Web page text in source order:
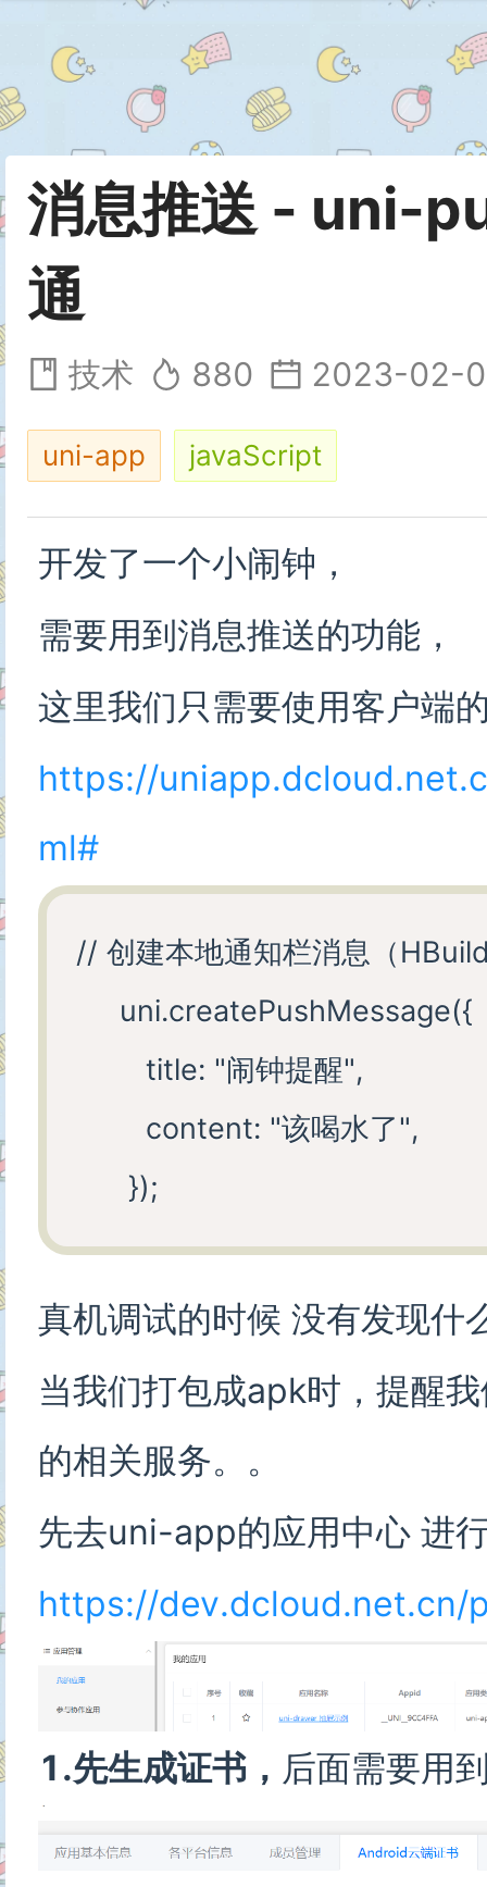
消息推送 - uni-
通
技术 880 2023-02-
uni-app javaScript
开发了一个小闹钟，
需要用到消息推送的功能，
这里我们只需要使用客户端
https://
ml#
// 创建本地通知栏消息（
uni.createPushMessage({
title: "闹钟提醒",
content: "该喝水了",
真机调试的时候 没有发现什
当我们打包成apk时，提醒
的相关服务。。
先去uni-app的应用中心 进
https://dev.dcloud.net.cn/
1.先生成证书， 后面需要用